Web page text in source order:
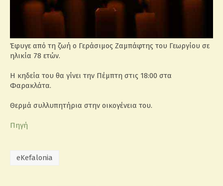
Έφυγε από τη ζωή o Γεράσιμος Ζαμπάφτης του Γεωργίου σε
ηλικία 78 ετών.
Η κηδεία του θα γίνει την Πέμπτη στις 18:00 στα
Φαρακλάτα.
Θερμά συλλυπητήρια στην οικογένεια του.
Πηγή
eKefalonia